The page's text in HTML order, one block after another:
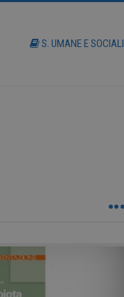
S. UMANE E SOCIALI